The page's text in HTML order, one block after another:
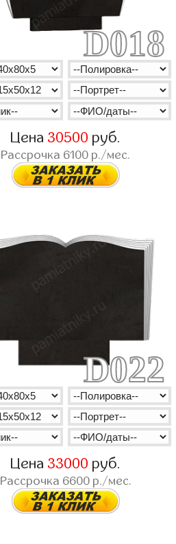
D018
Цена 30500 руб.
Рассрочка 6100 р./мес.
D022
Цена 33000 руб.
Рассрочка 6600р./мес.